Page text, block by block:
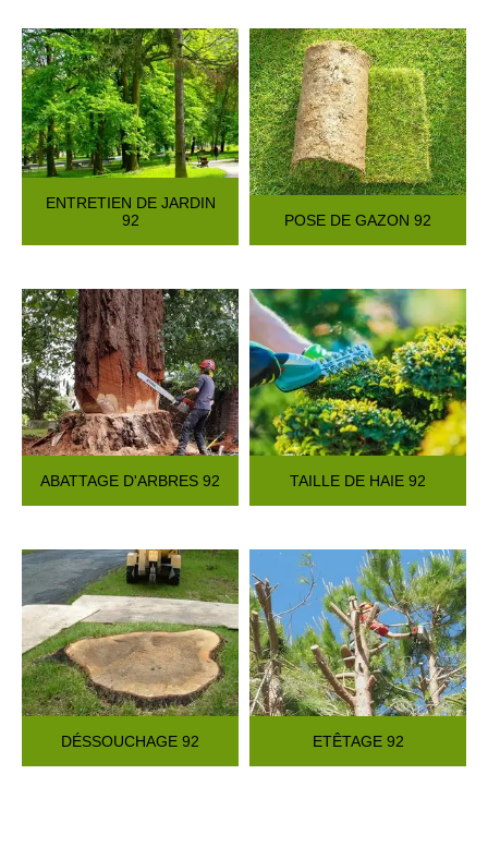
ENTRETIEN DE JARDIN
92
POSE DE GAZON 92
ABATTAGE D'ARBRES 92 TAILLE DE HAIE 92
DÉSSOUCHAGE 92 ETÊTAGE 92